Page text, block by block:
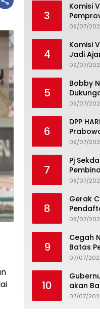
dan
3
Komisi
09/07/
4
Komisi
Jadi
Pusat
09/07/
5
Bobby
Dorong
09/07/
6
DPP
Pelaku
09/07/
7
Pj
untuk
08/07/
8
Gerak
Kanwil
MoU
08/07/
9
Cegah
Batas
Sumut
07/07/
10
akan
07/07/